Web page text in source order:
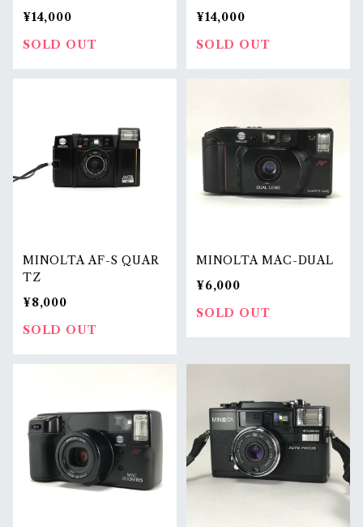
¥14,000
SOLD OUT
¥14,000
SOLD OUT
MINOLTA AF-S QUAR
TZ
¥8,000
SOLD OUT
MINOLTA MAC-DUAL
¥6,000
SOLD OUT